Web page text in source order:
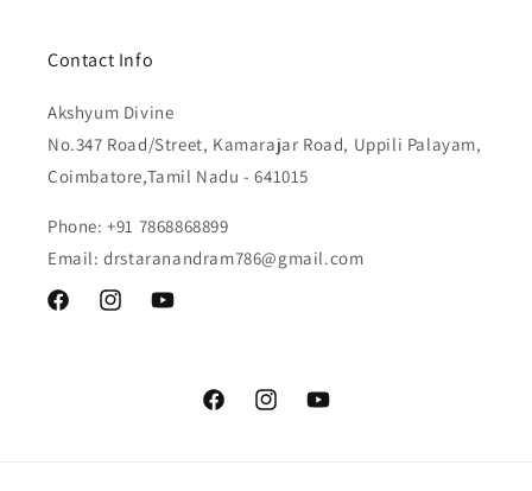
Contact Info
Akshyum Divine
No.347 Road/Street, Kamarajar Road, Uppili Palayam,
Coimbatore,Tamil Nadu - 641015
Phone: +91 7868868899
Email: drstaranandram786@gmail.com
FacebookInstagramYouTube
FacebookInstagramYouTube